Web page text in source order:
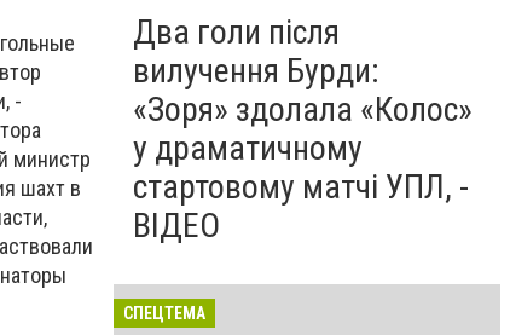
-
министр
шахт в
Два голи після
вилучення Бурди:
«Зоря» здолала «Колос»
у драматичному
стартовому матчі УПЛ, -
ВІДЕО
СПЕЦТЕМА